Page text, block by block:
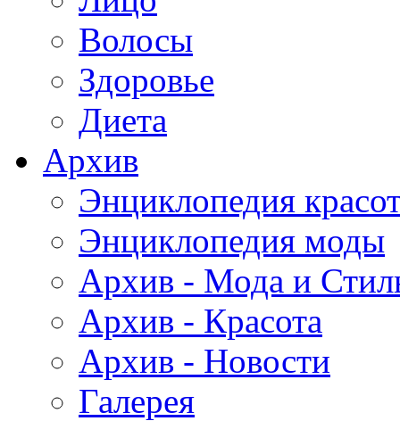
Волосы
Здоровье
Диета
Архив
Энциклопедия
Энциклопедия моды
Архив - Мода и
Архив - Красота
Архив - Новости
Галерея